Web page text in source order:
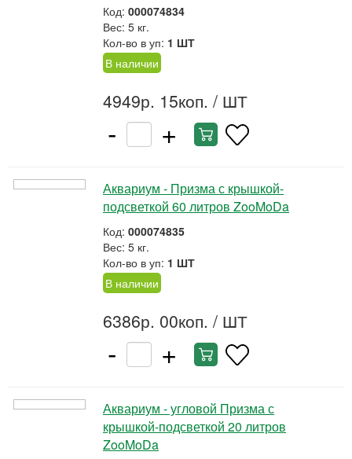
Код: 000074834
Вес: 5 кг.
Кол-во в уп: 1 ШТ
В наличии
4949р. 15коп. / ШТ
- +
Аквариум - Призма с крышкой-
подсветкой 60 литров ZooMoDa
Код: 000074835
Вес: 5 кг.
Кол-во в уп: 1 ШТ
В наличии
6386р. 00коп. / ШТ
- +
Аквариум - угловой Призма с
крышкой-подсветкой 20 литров
ZooMoDa